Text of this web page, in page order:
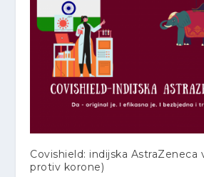
Covishield: indijska AstraZeneca
protiv korone)